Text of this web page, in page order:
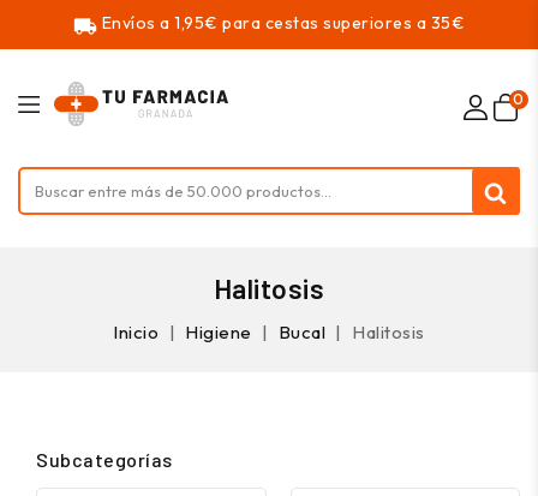
local_shipping Envíos a 1,95€ para cestas superiores a 35€
0
Halitosis
Inicio Higiene Bucal Halitosis
Subcategorías